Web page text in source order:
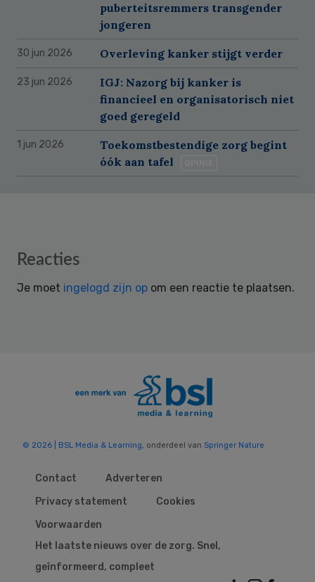
puberteitsremmers transgender
jongeren
30 jun 2026 Overleving kanker stijgt verder
23 jun 2026
IGJ: Nazorg bij kanker is
financieel en organisatorisch niet
goed geregeld
1 jun 2026
Toekomstbestendige zorg begint
óók aan tafel
Reader
Reacties
Je moet ingelogd zijn op om een reactie te plaatsen.
© 2026 | BSL Media & Learning, onderdeel van Springer Nature
Contact
Adverteren
Privacy statement
Cookies
Voorwaarden
Het laatste nieuws over de zorg. Snel,
geïnformeerd, compleet